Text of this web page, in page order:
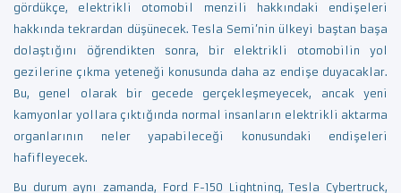
gördükçe, elektrikli otomobil menzili hakkındaki endişeleri
hakkında tekrardan düşünecek. Tesla Semi’nin ülkeyi baştan başa
dolaştığını öğrendikten sonra, bir elektrikli otomobilin yol
gezilerine çıkma yeteneği konusunda daha az endişe duyacaklar.
Bu, genel olarak bir gecede gerçekleşmeyecek, ancak yeni
kamyonlar yollara çıktığında normal insanların elektrikli aktarma
organlarının neler yapabileceği konusundaki endişeleri
hafifleyecek.
Bu durum aynı zamanda, Ford F-150 Lightning, Tesla Cybertruck,